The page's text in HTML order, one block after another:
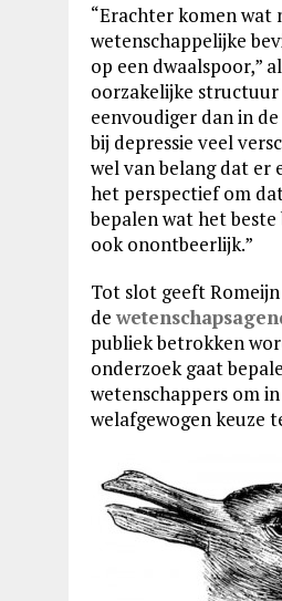
“Erachter komen wat
wetenschappelijke
op een dwaalspoor,”
oorzakelijke structuur
eenvoudiger dan in
bij depressie veel
wel van belang dat er
het perspectief om
bepalen wat het beste
ook onontbeerlijk.”
Tot slot geeft
de
publiek betrokken
onderzoek gaat
wetenschappers om
welafgewogen keuze